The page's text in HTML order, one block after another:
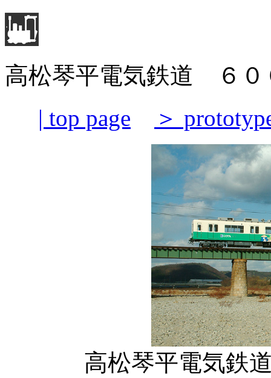
高松琴平電気鉄道 ６０
| top page
＞
高松琴平電気鉄